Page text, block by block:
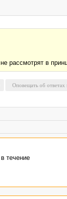
рассмотрят в
течение